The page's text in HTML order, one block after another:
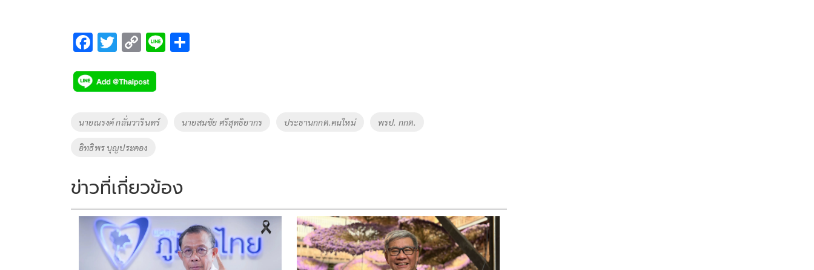
F
e
b
o
o
k
T
tt
er
C
p
y
Li
k
Li
Tags
นายณรงค์ กลั่นวารินทร์ นายสมชัย ศรีสุทธิยากร ประธานกกต.คนใหม่ พรป. กกต.
อิทธิพร บุญประคอง
ข่าวที่เกี่ยวข้อง